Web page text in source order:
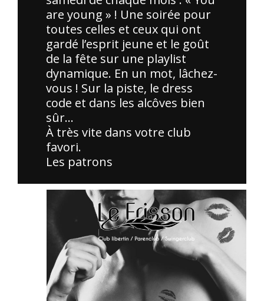
are young » ! Une soirée pour
toutes celles et ceux qui ont
gardé l’esprit jeune et le goût
de la fête sur une playlist
dynamique. En un mot, lâchez-
vous ! Sur la piste, le dress
code et dans les alcôves bien
sûr…
À très vite dans votre club
favori.
Les patrons